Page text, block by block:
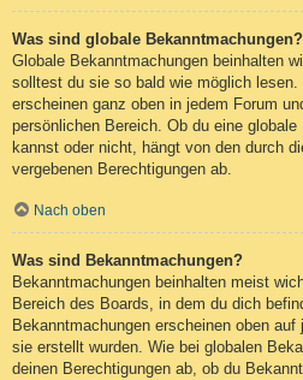
Was sind globale Bekanntmachungen?
Globale Bekanntmachungen beinhalten
solltest du sie so bald wie möglich
erscheinen ganz oben in jedem Forum
persönlichen Bereich. Ob du eine
kannst oder nicht, hängt von den durch
vergebenen Berechtigungen ab.
Nach oben
Was sind Bekanntmachungen?
Bekanntmachungen beinhalten meist
Bereich des Boards, in dem du dich
Bekanntmachungen erscheinen oben
sie erstellt wurden. Wie bei globalen
deinen Berechtigungen ab, ob du